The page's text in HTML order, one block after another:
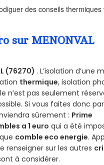
des conseils thermiques
sur MENONVAL
(76270) . L’isolation d’une
thermique, isolation
n’est pas seulement
Si vous faites donc
sûrement : Prime
a 1 euro qui a été
comble eco energie.
renseigner sur les autres
à considérer.